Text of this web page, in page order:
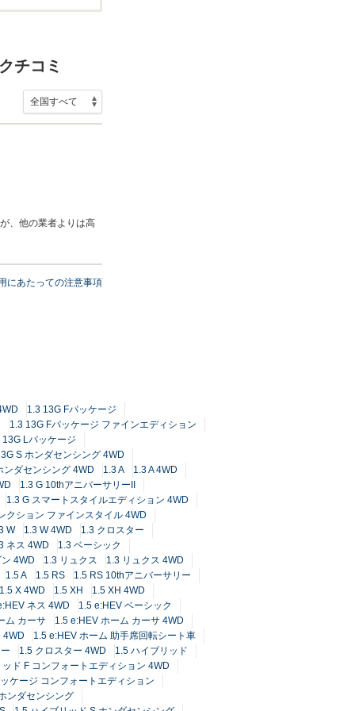
チコミ
、他の業者よりは高
にあたっての注意事項
1.3 13G Fパッケージ
1.3 13G Fパッケージ ファインエディション
13G Lパッケージ
S ホンダセンシング 4WD
ンダセンシング 4WD 1.3 A
1.3 A 4WD
1.3 G 10thアニバーサリーII
1.3 G スマートスタイルエディション 4WD
クション ファインスタイル 4WD
W 1.3 W 4WD
1.3 クロスター
ネス 4WD
1.3 ベーシック
4WD 1.3 リュクス
1.3 リュクス 4WD
1.5 A 1.5 RS
1.5 RS 10thアニバーサリー
1.5 X 4WD 1.5 XH
1.5 XH 4WD
ネス 4WD
1.5 e:HEV ベーシック
ム カーサ
1.5 e:HEV ホーム カーサ 4WD
4WD
1.5 e:HEV ホーム 助手席回転シート車
1.5 クロスター 4WD
1.5 ハイブリッド
ド F コンフォートエディション 4WD
ケージ コンフォートエディション
ンダセンシング